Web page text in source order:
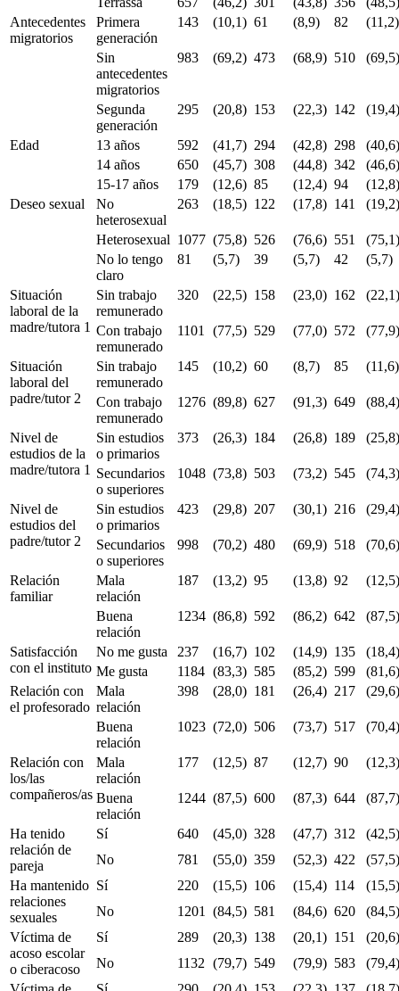
Antecedentes
migratorios
Primera
generación
143 (10,1) 61 (8,9) 82
Sin
antecedentes
migratorios
983 (69,2) 473 (68,9) 510
Segunda
generación
295 (20,8) 153 (22,3) 142
Edad 13 años 592 (41,7) 294 (42,8) 298
14 años
650 (45,7) 308 (44,8) 342
15-17 años
179 (12,6) 85 (12,4) 94
Deseo sexual
No
heterosexual
263 (18,5) 122 (17,8) 141
Heterosexual 1077 (75,8) 526 (76,6) 551
No lo tengo
claro
81 (5,7) 39 (5,7) 42 (5,7)
Situación
laboral de la
madre/tutora 1
Sin trabajo
remunerado
320 (22,5) 158 (23,0) 162
Con trabajo
remunerado
1101 (77,5) 529 (77,0) 572
Situación
laboral del
padre/tutor 2
Sin trabajo
remunerado
145 (10,2) 60 (8,7) 85
Con trabajo
remunerado
1276 (89,8) 627 (91,3) 649
Nivel de
estudios de la
madre/tutora 1
Sin estudios
o primarios
373 (26,3) 184 (26,8) 189
Secundarios
o superiores
1048 (73,8) 503 (73,2) 545
Nivel de
estudios del
padre/tutor 2
Sin estudios
o primarios
423 (29,8) 207 (30,1) 216
Secundarios
o superiores
998 (70,2) 480 (69,9) 518
Relación
familiar
Mala
relación
187 (13,2) 95 (13,8) 92
Buena
relación
1234 (86,8) 592 (86,2) 642
Satisfacción
con el instituto
No me gusta 237 (16,7) 102 (14,9) 135
Me gusta
1184 (83,3) 585 (85,2) 599
Relación con
el profesorado
Mala
relación
398 (28,0) 181 (26,4) 217
Buena
relación
1023 (72,0) 506 (73,7) 517
Relación con
los/las
compañeros/as
Mala
relación
177 (12,5) 87 (12,7) 90
Buena
relación
1244 (87,5) 600 (87,3) 644
Ha tenido
relación de
pareja
Sí 640 (45,0) 328 (47,7) 312
No
781 (55,0) 359 (52,3) 422
Ha mantenido
relaciones
sexuales
Sí 220 (15,5) 106 (15,4) 114
No
1201 (84,5) 581 (84,6) 620
Víctima de
acoso escolar
o ciberacoso
Sí 289 (20,3) 138 (20,1) 151
No
1132 (79,7) 549 (79,9) 583